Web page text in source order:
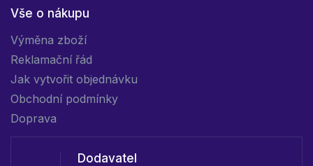
Vše o nákupu
Výměna zboží
Reklamační řád
Jak vytvořit objednávku
Obchodní podmínky
Doprava
Dodavatel